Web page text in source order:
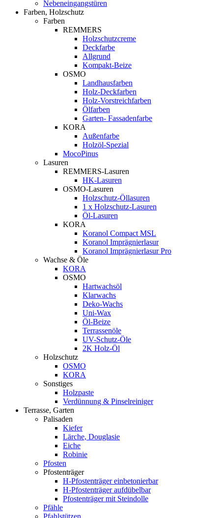
Nebeneingangstüren
Farben, Holzschutz
Farben
REMMERS
Holzschutzcreme
Deckfarbe
Allgrund
Kompakt-Beize
OSMO
Landhausfarben
Holz-Deckfarben
Holz-Vorstreichfarben
Ölfarben
Garten- Fassadenfarbe
KORA
Außenfarbe
Holzöl-Spezial
MocoPinus
Lasuren
REMMERS-Lasuren
HK-Lasuren
OSMO-Lasuren
Holzschutz-Öllasuren
1 x Holzschutz-Lasuren
Öl-Lasuren
KORA
Koranol Compact MSL
Koranol Imprägnierlasur
Koranol Imprägnierlasur Pro
Wachse & Öle
KORA
OSMO
Hartwachsöl
Klarwachs
Deko-Wachs
Uni-Wax
Öl-Beize
Terrassenöle
UV-Schutz-Öle
2K Holz-Öl
Holzschutz
OSMO
KORA
Sonstiges
Holzpaste
Verdünnung & Pinselreiniger
Terrasse, Garten
Palisaden
Kiefer
Lärche, Douglasie
Eiche
Robinie
Pfosten
Pfostenträger
H-Pfostenträger einbetonierbar
H-Pfostenträger aufdübelbar
Pfostenträger mit Steindolle
Pfähle
Pfahlstützen